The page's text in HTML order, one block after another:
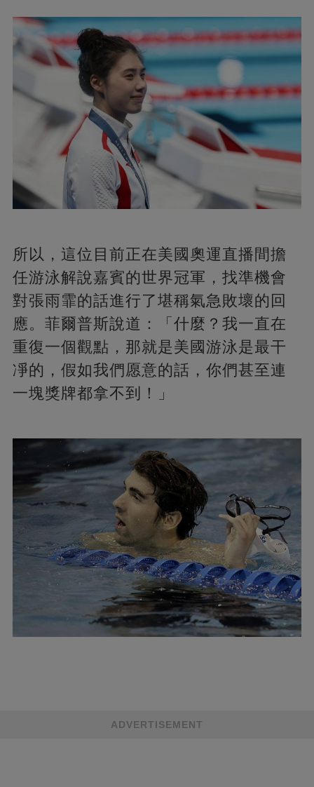
所以，這位目前正在美國奧運直播間擔
任游泳解說嘉賓的世界冠軍，找準機會
對張雨霏的話進行了堪稱氣急敗壞的回
應。菲爾普斯說道：「什麼？我一直在
重復一個觀點，那就是美國游泳是最干
凈的，假如我們愿意的話，你們甚至連
一塊獎牌都拿不到！」
ADVERTISEMENT